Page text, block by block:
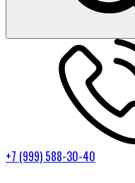
+7 (999) 588-30-40